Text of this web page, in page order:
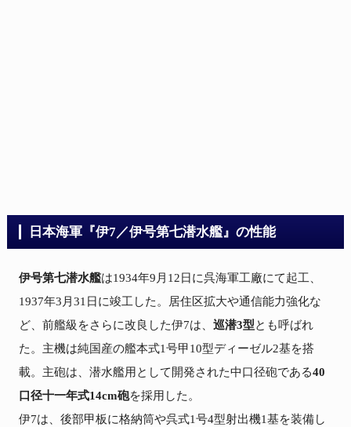
日本海軍『伊7／伊号第七潜水艦』の性能
伊号第七潜水艦は1934年9月12日に呉海軍工廠にて起工、
1937年3月31日に竣工した。居住区拡大や通信能力強化な
ど、前艦級をさらに改良した伊7は、 巡潜3型とも呼ばれ
た。主機は純国産の艦本式1号甲10型ディーゼル2基を搭
載。主砲は、潜水艦用として開発された中口径砲である40
口径十一年式14cm砲を採用した。
伊7は、後部甲板に格納筒や呉式1号4型射出機1基を装備し